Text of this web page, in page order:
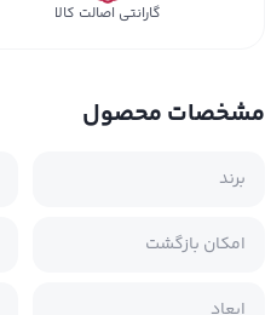
گارانتی اصالت کالا
مشخصات محصول
برند
امکان بازگشت